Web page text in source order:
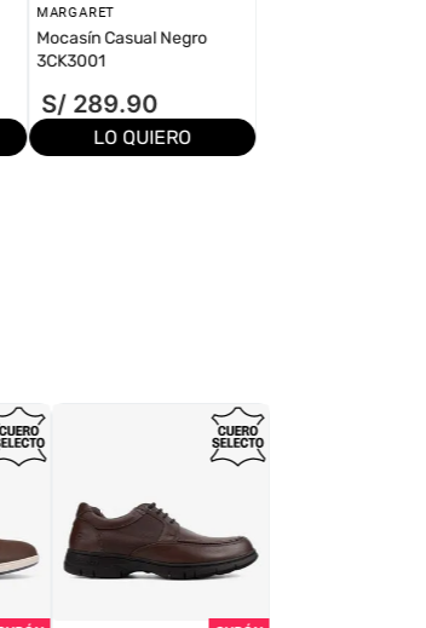
MARGARET
Mocasín Casual Negro
3CK3001
S/ 289.90
LO QUIERO